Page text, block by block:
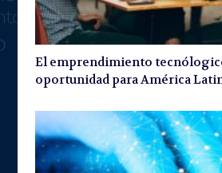
El emprendimiento
oportunidad para América